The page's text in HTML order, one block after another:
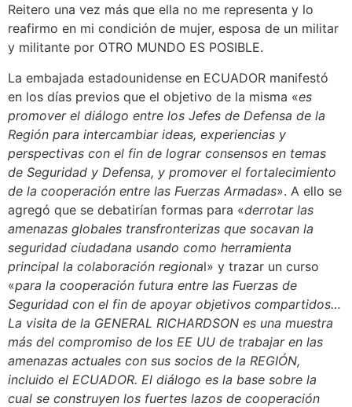
Reitero una vez más que ella no me representa y lo
reafirmo en mi condición de mujer, esposa de un militar
y militante por OTRO MUNDO ES POSIBLE.
La embajada estadounidense en ECUADOR manifestó
en los días previos que el objetivo de la misma «es
promover el diálogo entre los Jefes de Defensa de la
Región para intercambiar ideas, experiencias y
perspectivas con el fin de lograr consensos en temas
de Seguridad y Defensa, y promover el fortalecimiento
de la cooperación entre las Fuerzas Armadas». A ello se
agregó que se debatirían formas para «derrotar las
amenazas globales transfronterizas que socavan la
seguridad ciudadana usando como herramienta
principal la colaboración regional» y trazar un curso
«para la cooperación futura entre las Fuerzas de
Seguridad con el fin de apoyar objetivos compartidos…
La visita de la GENERAL RICHARDSON es una muestra
más del compromiso de los EE UU de trabajar en las
amenazas actuales con sus socios de la REGIÓN,
incluido el ECUADOR. El diálogo es la base sobre la
cual se construyen los fuertes lazos de cooperación